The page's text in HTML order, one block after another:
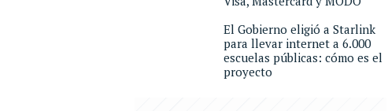
El Gobierno eligió a Starlink
para llevar internet a 6.000
escuelas públicas: cómo es el
proyecto